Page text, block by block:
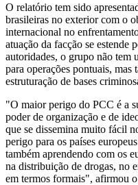
O relatório tem sido
brasileiras no exterior com o
internacional no
atuação da facção se estende
autoridades, o grupo não tem
para operações pontuais, mas
estruturação de bases
"O maior perigo do PCC é a
poder de organização e de
que se dissemina muito fácil
perigo para os países
também aprendendo com os
na distribuição de drogas, no
em termos formais", afirmou